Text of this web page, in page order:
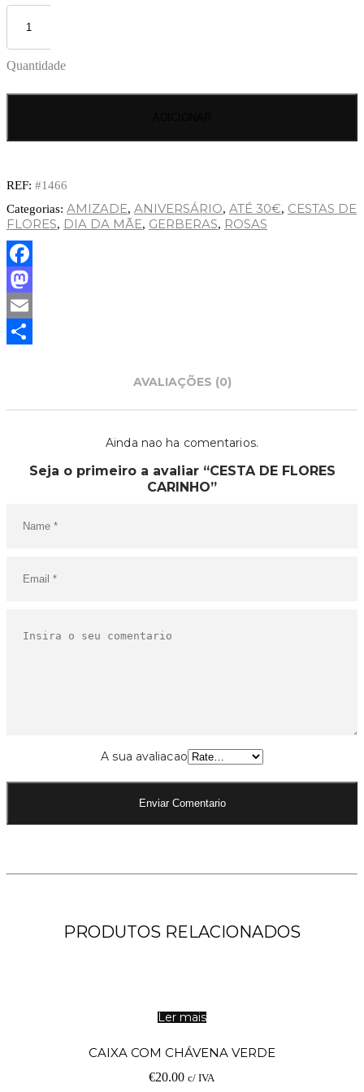
Quantidade
REF: #1466
Categorias: AMIZADE, ANIVERSÁRIO, ATÉ 30€, CESTAS DE
FLORES, DIA DA MÃE, GERBERAS, ROSAS
Facebook
Mastodon
Email
AVALIAÇÕES (0)
Ainda nao ha comentarios.
Seja o primeiro a avaliar “CESTA DE FLORES
CARINHO”
A sua avaliacao
PRODUTOS RELACIONADOS
Ler mais
CAIXA COM CHÁVENA VERDE
€20.00 c/ IVA